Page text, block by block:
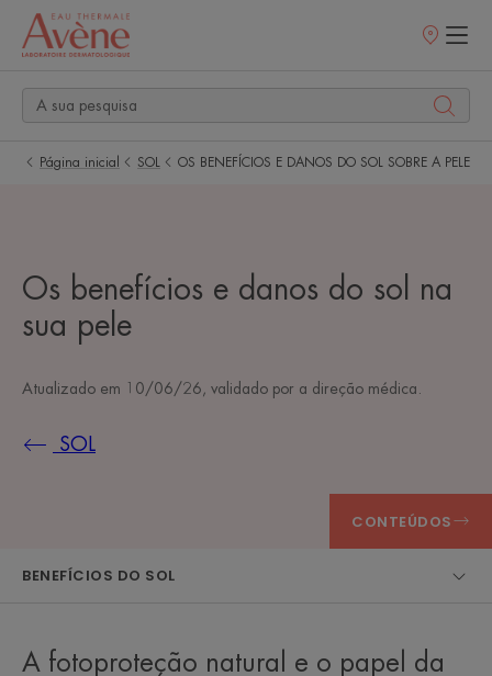
Pontos
Página inicial SOL OS BENEFÍCIOS E DANOS DO SOL SOBRE A PELE
Os benefícios e danos do sol na
sua pele
Atualizado em 10/06/26 , validado por a direção médica
SOL
CONTEÚDOS
BENEFÍCIOS DO SOL
A fotoproteção natural e o papel da